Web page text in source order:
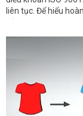
liên tục. Để hiểu